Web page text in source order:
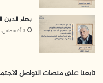
بهاء الدين
3 أغسطس، 2026
تابعنا على منصات التواصل